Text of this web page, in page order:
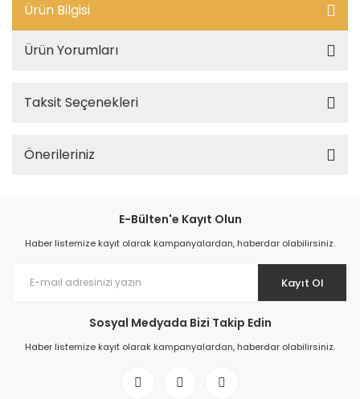
Ürün Bilgisi
Ürün Yorumları
Taksit Seçenekleri
Önerileriniz
E-Bülten'e Kayıt Olun
Haber listemize kayıt olarak kampanyalardan, haberdar olabilirsiniz.
Kayıt Ol
Sosyal Medyada Bizi Takip Edin
Haber listemize kayıt olarak kampanyalardan, haberdar olabilirsiniz.